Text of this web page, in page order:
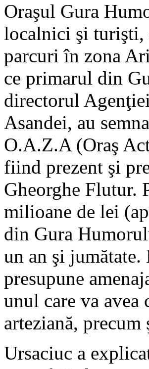
Oraşul Gura
localnici şi turişti,
parcuri în zona
ce primarul din
directorul
Asandei, au
O.A.Z.A (Oraş
fiind prezent şi
Gheorghe Flutur.
milioane de lei
din Gura
un an şi
presupune
unul care va avea
arteziană,
Ursaciuc a